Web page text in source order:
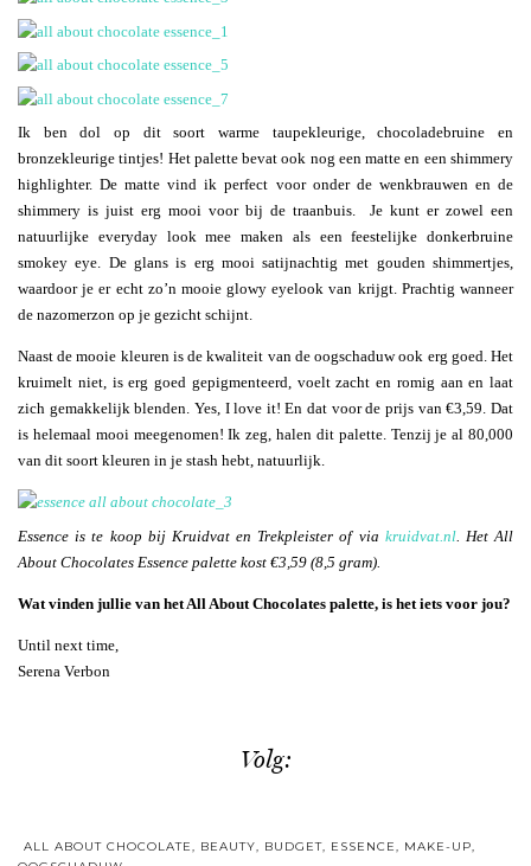
Ik ben dol op dit soort warme taupekleurige, chocoladebruine en
bronzekleurige tintjes! Het palette bevat ook nog een matte en een shimmery
highlighter. De matte vind ik perfect voor onder de wenkbrauwen en de
shimmery is juist erg mooi voor bij de traanbuis. Je kunt er zowel een
natuurlijke everyday look mee maken als een feestelijke donkerbruine
smokey eye. De glans is erg mooi satijnachtig met gouden shimmertjes,
waardoor je er echt zo’n mooie glowy eyelook van krijgt. Prachtig wanneer
de nazomerzon op je gezicht schijnt.
Naast de mooie kleuren is de kwaliteit van de oogschaduw ook erg goed. Het
kruimelt niet, is erg goed gepigmenteerd, voelt zacht en romig aan en laat
zich gemakkelijk blenden. Yes, I love it! En dat voor de prijs van €3,59. Dat
is helemaal mooi meegenomen! Ik zeg, halen dit palette. Tenzij je al 80,000
van dit soort kleuren in je stash hebt, natuurlijk.
Essence is te koop bij Kruidvat en Trekpleister of via kruidvat.nl. Het All
About Chocolates Essence palette kost €3,59 (8,5 gram).
Wat vinden jullie van het All About Chocolates palette, is het iets voor jou?
Until next time,
Serena Verbon
Volg:
ALL ABOUT CHOCOLATE, BEAUTY, BUDGET, ESSENCE, MAKE-UP,